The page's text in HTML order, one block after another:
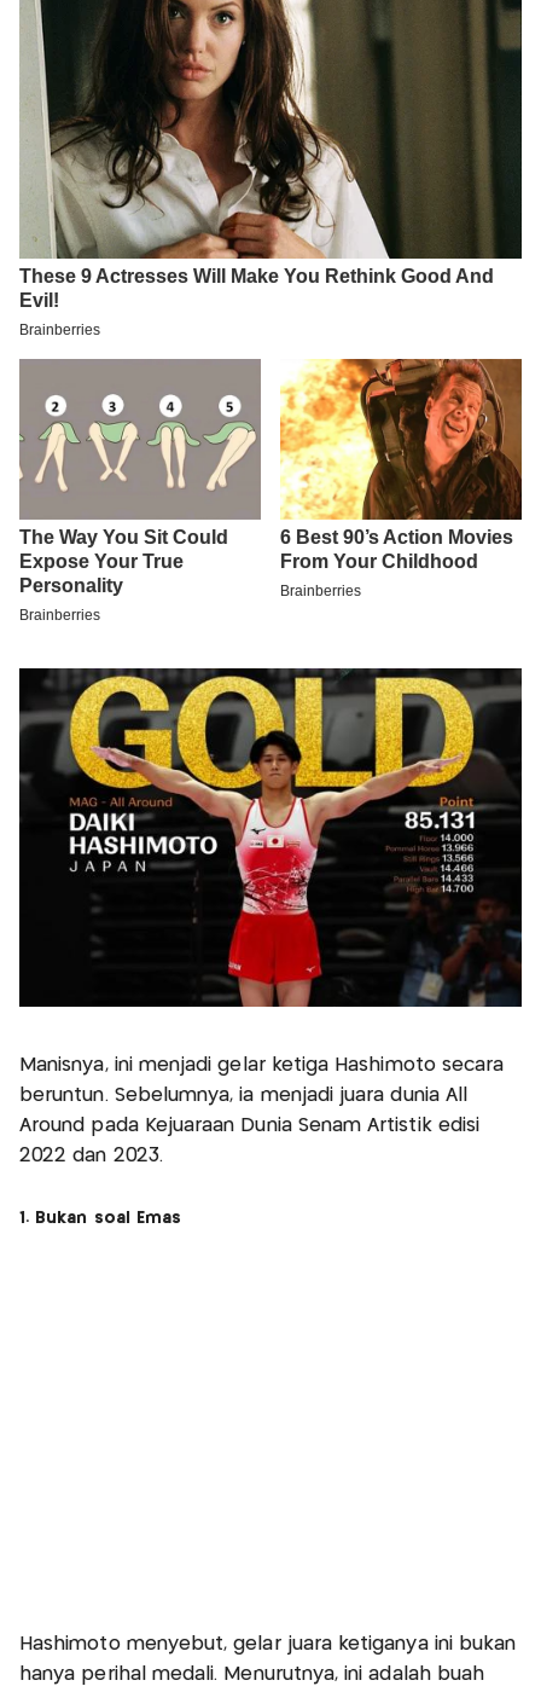
Manisnya, ini menjadi gelar ketiga Hashimoto secara
beruntun. Sebelumnya, ia menjadi juara dunia All
Around pada Kejuaraan Dunia Senam Artistik edisi
2022 dan 2023.
1. Bukan soal Emas
Hashimoto menyebut, gelar juara ketiganya ini bukan
hanya perihal medali. Menurutnya, ini adalah buah